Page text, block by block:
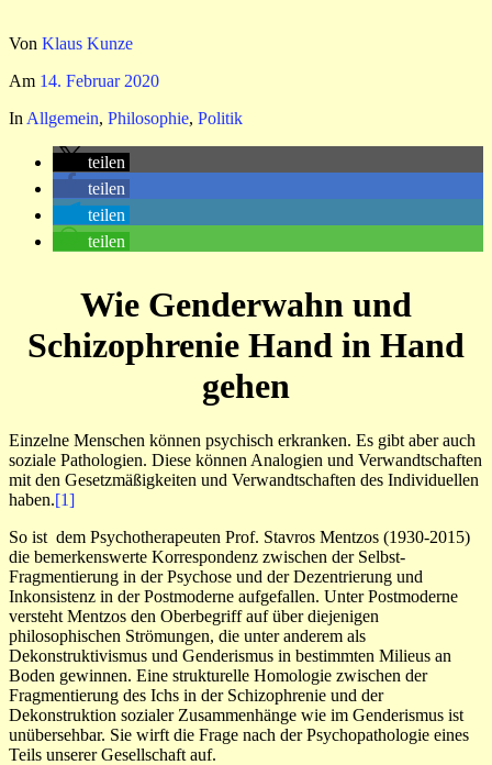
Von Klaus Kunze
Am 14. Februar 2020
In Allgemein, Philosophie, Politik
teilen
teilen
teilen
teilen
Wie Genderwahn und
Schizophrenie Hand in Hand
gehen
Einzelne Menschen können psychisch erkranken. Es gibt aber auch
soziale Pathologien. Diese können Analogien und Verwandtschaften
mit den Gesetzmäßigkeiten und Verwandtschaften des Individuellen
haben.[1]
So ist dem Psychotherapeuten Prof. Stavros Mentzos (1930-2015)
die bemerkenswerte Korrespondenz zwischen der Selbst-
Fragmentierung in der Psychose und der Dezentrierung und
Inkonsistenz in der Postmoderne aufgefallen. Unter Postmoderne
versteht Mentzos den Oberbegriff auf über diejenigen
philosophischen Strömungen, die unter anderem als
Dekonstruktivismus und Genderismus in bestimmten Milieus an
Boden gewinnen. Eine strukturelle Homologie zwischen der
Fragmentierung des Ichs in der Schizophrenie und der
Dekonstruktion sozialer Zusammenhänge wie im Genderismus ist
unübersehbar. Sie wirft die Frage nach der Psychopathologie eines
Teils unserer Gesellschaft auf.